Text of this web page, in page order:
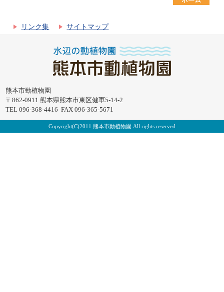
リンク集 サイトマップ
熊本市動植物園
〒862-0911 熊本県熊本市東区健軍5-14-2
TEL 096-368-4416 FAX 096-365-5671
Copyright(C)2011 熊本市動植物園 All rights reserved